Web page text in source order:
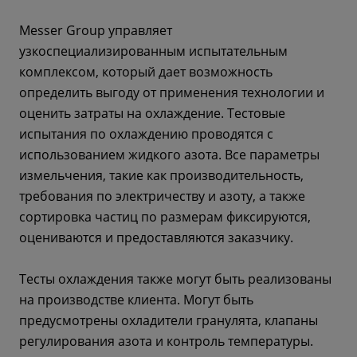
Messer Group управляет
узкоспециализированным испытательным
комплексом, который дает возможность
определить выгоду от применения технологии и
оценить затраты на охлаждение. Тестовые
испытания по охлаждению проводятся с
использованием жидкого азота. Все параметры
измельчения, такие как производительность,
требования по электричеству и азоту, а также
сортировка частиц по размерам фиксируются,
оцениваются и предоставляются заказчику.
Тесты охлаждения также могут быть реализованы
на производстве клиента. Могут быть
предусмотрены охладители гранулята, клапаны
регулирования азота и контроль температуры.